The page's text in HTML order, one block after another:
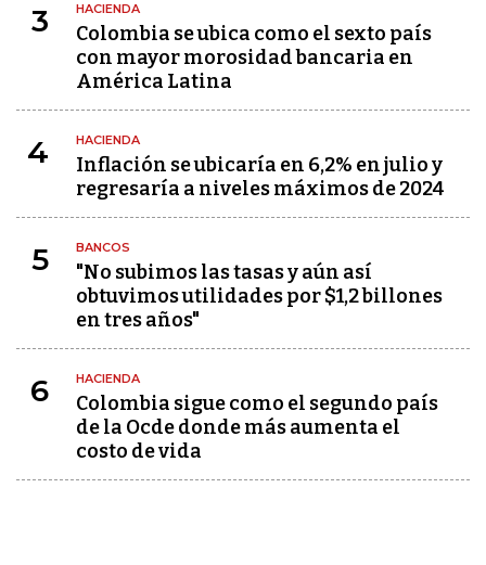
3 HACIENDA
Colombia se ubica como el sexto país
con mayor morosidad bancaria en
América Latina
4 HACIENDA
Inflación se ubicaría en 6,2% en julio y
regresaría a niveles máximos de 2024
5 BANCOS
"No subimos las tasas y aún así
obtuvimos utilidades por $1,2 billones
en tres años"
6 HACIENDA
Colombia sigue como el segundo país
de la Ocde donde más aumenta el
costo de vida